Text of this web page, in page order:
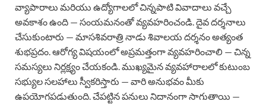
వ్యాపారాలు మరియు ఉద్యోగాలలో చిన్నపాటి వివాదాలు వచ్చే
అవకాశం ఉంది — సంయమనంతో వ్యవహరించండి. దైవ దర్శనాలు
చేసుకుంటారు — మాసశివరాత్రి నాడు శివాలయ దర్శనం అత్యంత
శుభప్రదం. ఆరోగ్య విషయంలో అప్రమత్తంగా వ్యవహరించాలి — చిన్న
సమస్యలు నిర్లక్ష్యం చేయకండి. ముఖ్యమైన వ్యవహారాలలో కుటుంబ
సభ్యుల సలహాలు స్వీకరిస్తారు — వారి అనుభవం మీకు
ఉపయోగపడుతుంది. చేపట్టిన పనులు నిదానంగా సాగుతాయి —